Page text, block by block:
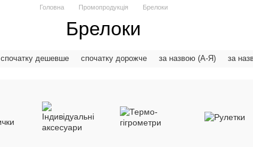
Головна Промопродукція Брелоки
Брелоки
спочатку дешевше спочатку дорожче за назвою (А-Я) за